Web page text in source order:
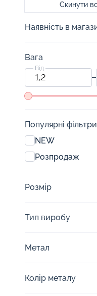
Скинути
Наявність в
Вага
Від
Популярні фільтри
NEW
Розпродаж
Розмір
Тип виробу
Метал
Колір металу